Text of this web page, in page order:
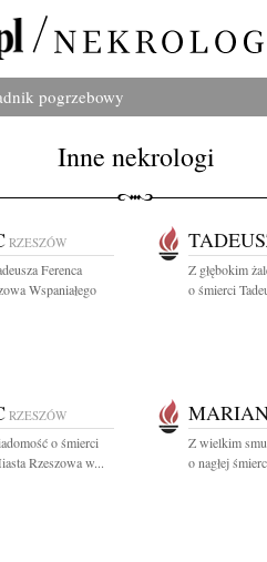
pogrzebowy
Inne nekrologi
RZESZÓW
Ferenca
Wspaniałego
Z głębokim
o śmierci
RZESZÓW
o śmierci
Rzeszowa w...
Z wielkim
o nagłej